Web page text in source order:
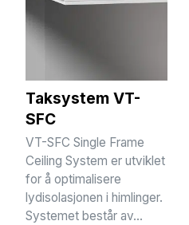
Taksystem VT-
SFC
VT-SFC Single Frame
Ceiling System er utviklet
for å optimalisere
lydisolasjonen i himlinger.
Systemet består av...